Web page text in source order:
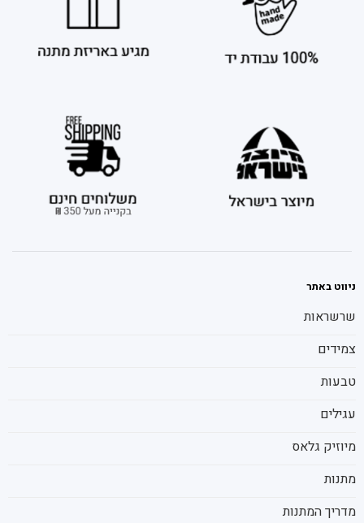
ניווט באתר
שרשראות
צמידים
טבעות
עגילים
מיוזיק גלאס
מתנות
מדריך המתנות